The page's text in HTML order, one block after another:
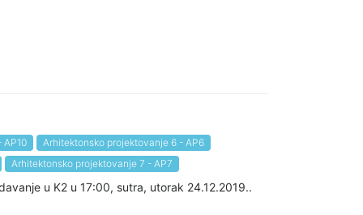
Arhitektonsko projektovanje 6 - AP6
Arhitektonsko projektovanje 7 - AP7
u K2 u 17:00, sutra, utorak 24.12.2019..